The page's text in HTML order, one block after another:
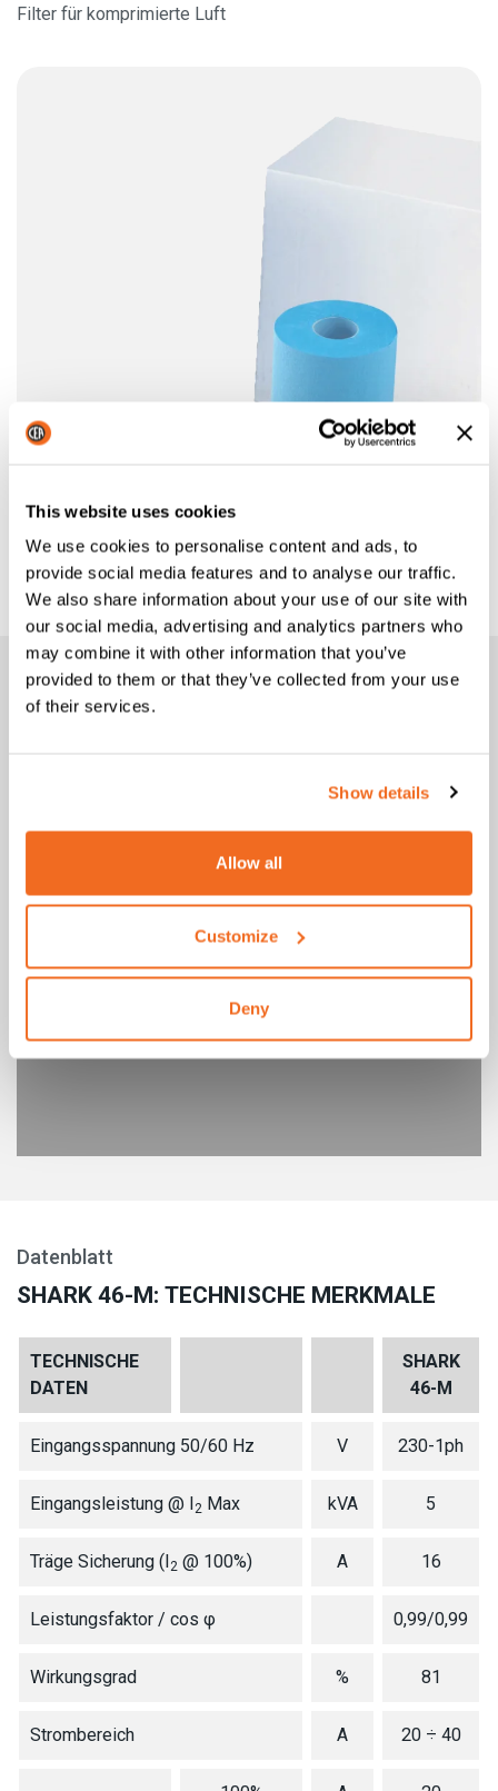
This website uses cookies
We use cookies to personalise content and ads, to
provide social media features and to analyse our traffic.
We also share information about your use of our site with
our social media, advertising and analytics partners who
may combine it with other information that you’ve
provided to them or that they’ve collected from your use
of their services.
Show details
Allow all
Customize
Deny
Filter für komprimierte Luft
FILTERPATRONEN PAKET
Filterpatronen Paket mit 4 Stück
Bildergalerie
Datenblatt
SHARK 46-M: TECHNISCHE MERKMALE
TECHNISCHE
DATEN
SHARK
46-M
Eingangsspannung 50/60 Hz V 230-1ph
Eingangsleistung @ I 2 Max kVA 5
Träge Sicherung (I 2 @ 100%) A 16
Leistungsfaktor / cos φ 0,99/0,99
Wirkungsgrad % 81
Strombereich A 20 ÷ 40